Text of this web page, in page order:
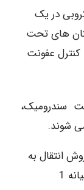
در یک
های تحت
عفونت
سندرومیک،
شوند.
انتقال به
1